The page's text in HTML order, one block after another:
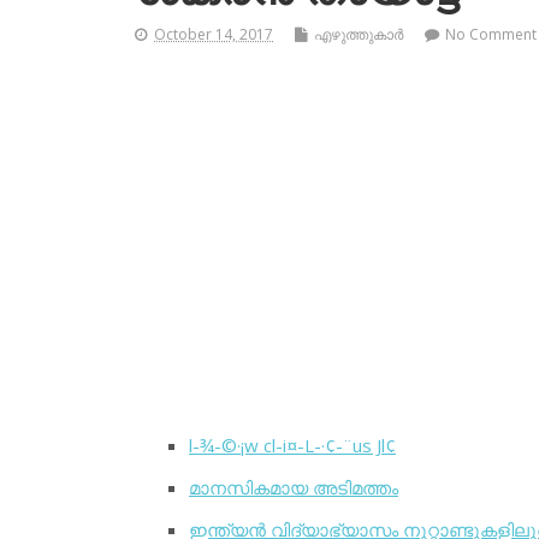
October 14, 2017 എഴുത്തുകാര്‍ No Comment
l-¾-©·¡w cl-i¤-L-·¢-¨us Jl¢
മാനസികമായ അടിമത്തം
ഇന്ത്യന്‍ വിദ്യാഭ്യാസം